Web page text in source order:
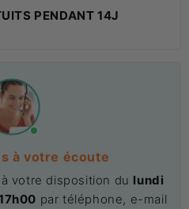
PENDANT 14J
à votre écoute
votre disposition du lundi
par téléphone, e-mail